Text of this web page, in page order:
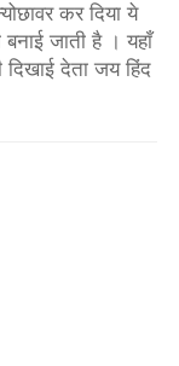
कर दिया ये
जाती है । यहाँ
देता जय हिंद